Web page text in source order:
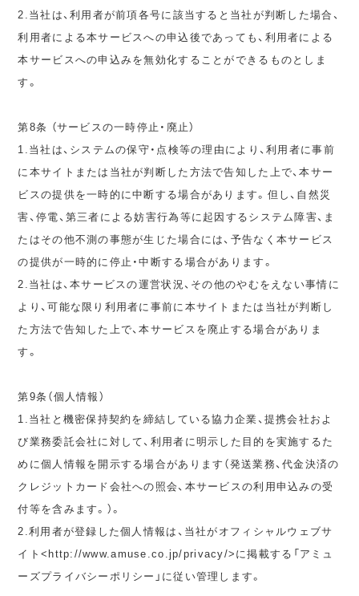
2.当社は、利用者が前項各号に該当すると当社が判断した場合、
利用者による本サービスへの申込後であっても、利用者による
本サービスへの申込みを無効化することができるものとしま
す。
第8条 （サービスの一時停止・廃止）
1.当社は、システムの保守・点検等の理由により、利用者に事前
に本サイトまたは当社が判断した方法で告知した上で、本サー
ビスの提供を一時的に中断する場合があります。但し、自然災
害、停電、第三者による妨害行為等に起因するシステム障害、ま
たはその他不測の事態が生じた場合には、予告なく本サービス
の提供が一時的に停止・中断する場合があります。
2.当社は、本サービスの運営状況、その他のやむをえない事情に
より、可能な限り利用者に事前に本サイトまたは当社が判断し
た方法で告知した上で、本サービスを廃止する場合がありま
す。
第9条（個人情報）
1.当社と機密保持契約を締結している協力企業、提携会社およ
び業務委託会社に対して、利用者に明示した目的を実施するた
めに個人情報を開示する場合があります（発送業務、代金決済の
クレジットカード会社への照会、本サービスの利用申込みの受
付等を含みます。）。
2.利用者が登録した個人情報は、当社がオフィシャルウェブサ
イト<http://www.amuse.co.jp/privacy/>に掲載する「アミュ
ーズプライバシーポリシー」に従い管理します。